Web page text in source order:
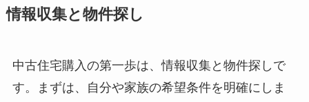
情報収集と物件探し
中古住宅購入の第一歩は、情報収集と物件探しで
す。まずは、自分や家族の希望条件を明確にしま